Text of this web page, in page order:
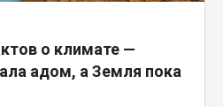
о климате —
адом, а Земля пока